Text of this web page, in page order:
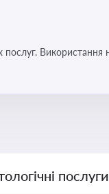
новітніх технологій
послуги